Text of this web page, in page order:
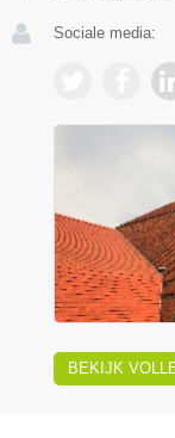
Sociale media:
BEKIJK